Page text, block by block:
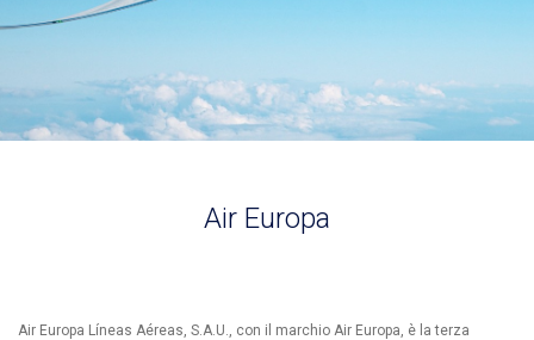
Air Europa
Air Europa Líneas Aéreas, S.A.U., con il marchio Air Europa, è la terza